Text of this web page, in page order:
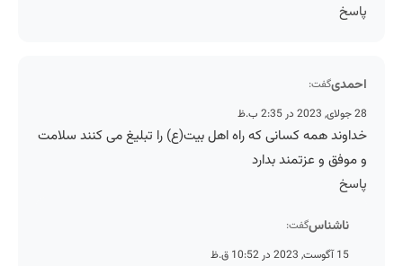
پاسخ
احمدیگفت:
28 جولای, 2023 در 2:35 ب.ظ
خداوند همه کسانی که راه اهل بیت(ع) را تبلیغ می کنند سلامت
و موفق و عزتمند بدارد
پاسخ
ناشناسگفت:
15 آگوست, 2023 در 10:52 ق.ظ